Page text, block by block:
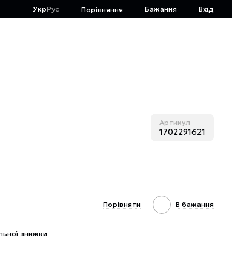
УкрРус Порівняння Бажання Вхід
Артикул
1702291621
Порівняти В бажання
знижки